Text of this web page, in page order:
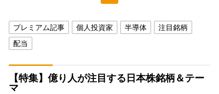
プレミアム記事 個人投資家 半導体
注目銘柄
配当
【特集】億り人が注目する日本株銘柄＆テー
マ